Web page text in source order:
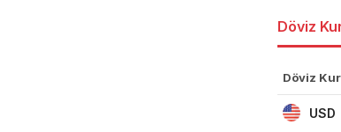
Döviz
Döviz
USD